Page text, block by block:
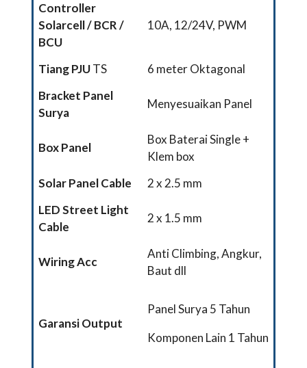
Controller
Solarcell/ BCR /
BCU
10A, 12/24V, PWM
Tiang PJUTS
6 meter Oktagonal
Bracket Panel
Surya
Menyesuaikan Panel
Box Panel
Box Baterai Single +
Klem box
Solar Panel Cable
2 x 2.5 mm
LED Street Light
Cable
2 x 1.5 mm
Wiring Acc
Anti Climbing, Angkur,
Baut dll
Garansi Output
Panel Surya 5 Tahun
Komponen Lain 1 Tahun